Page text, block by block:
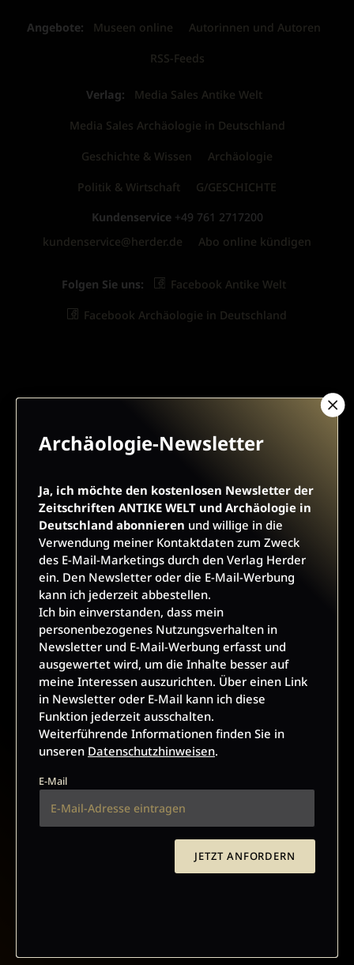
Angebote: Museen online Autorinnen und Autoren
RSS-Feeds
Verlag: Media Sales Antike Welt
Media Sales Archäologie in Deutschland
Geschichte & Wissen Archäologie
Politik & Wirtschaft G/GESCHICHTE
Kundenservice +49 761 2717200
kundenservice@herder.de
Abo online kündigen
Folgen Sie uns: Facebook Antike Welt
Facebook Archäologie in Deutschland
Zeitschriften ANTIKE WELT und Archäologie in
Deutschland abonnierenund willige in die Verwendung
meiner Kontaktdaten zum Zweck des E-Mail-Marketings
durch den Verlag Herder ein. Den Newsletter oder die E-Mail-
Werbung kann ich jederzeit abbestellen.
Ich bin einverstanden, dass mein personenbezogenes
Nutzungsverhalten in Newsletter und E-Mail-Werbung erfasst
und ausgewertet wird, um die Inhalte besser auf meine
Interessen auszurichten. Über einen Link in Newsletter oder
E-Mail kann ich diese Funktion jederzeit ausschalten.
Weiterführende Informationen finden Sie in unseren
Datenschutzhinweisen.
E-Mail
Archäologie-Newsletter
Ja, ich möchte den kostenlosen Newsletter der
Zeitschriften ANTIKE WELT und Archäologie in
Deutschland abonnieren und willige in die
Verwendung meiner Kontaktdaten zum Zweck
des E-Mail-Marketings durch den Verlag Herder
ein. Den Newsletter oder die E-Mail-Werbung
kann ich jederzeit abbestellen.
Ich bin einverstanden, dass mein
personenbezogenes Nutzungsverhalten in
Newsletter und E-Mail-Werbung erfasst und
ausgewertet wird, um die Inhalte besser auf
meine Interessen auszurichten. Über einen Link
in Newsletter oder E-Mail kann ich diese
Funktion jederzeit ausschalten.
Weiterführende Informationen finden Sie in
unseren Datenschutzhinweisen.
E-Mail
JETZT ANFORDERN